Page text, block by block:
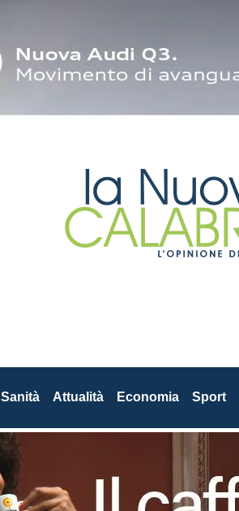
Sanità Attualità Economia Sport